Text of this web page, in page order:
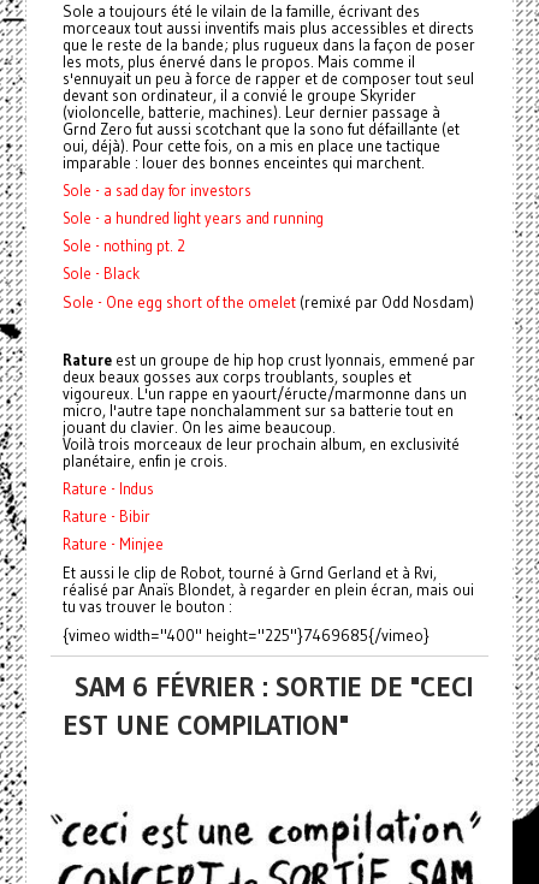
Sole a toujours été le vilain de la famille, écrivant des
morceaux tout aussi inventifs mais plus accessibles et directs
que le reste de la bande; plus rugueux dans la façon de poser
les mots, plus énervé dans le propos. Mais comme il
s'ennuyait un peu à force de rapper et de composer tout seul
devant son ordinateur, il a convié le groupe Skyrider
(violoncelle, batterie, machines). Leur dernier passage à
Grnd Zero fut aussi scotchant que la sono fut défaillante (et
oui, déjà). Pour cette fois, on a mis en place une tactique
imparable : louer des bonnes enceintes qui marchent.
Sole - a sad day for investors
Sole - a hundred light years and running
Sole - nothing pt. 2
Sole - Black
Sole - One egg short of the omelet(remixé par Odd Nosdam)
Ratureest un groupe de hip hop crust lyonnais, emmené par
deux beaux gosses aux corps troublants, souples et
vigoureux. L'un rappe en yaourt/éructe/marmonne dans un
micro, l'autre tape nonchalamment sur sa batterie tout en
jouant du clavier. On les aime beaucoup.
Voilà trois morceaux de leur prochain album, en exclusivité
planétaire, enfin je crois.
Rature - Indus
Rature - Bibir
Rature - Minjee
Et aussi le clip de Robot, tourné à Grnd Gerland et à Rvi,
réalisé par Anaïs Blondet, à regarder en plein écran, mais oui
tu vas trouver le bouton :
{vimeo width="400" height="225"}7469685{/vimeo}
SAM 6 FÉVRIER : SORTIE DE "CECI
EST UNE COMPILATION"